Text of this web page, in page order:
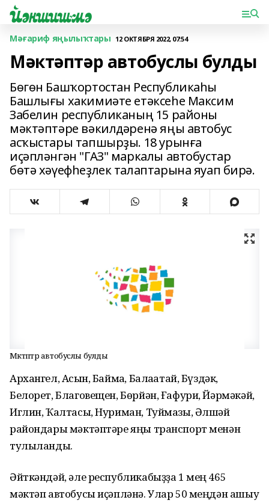
Мәғариф яңылыҡтары 12 ОКТЯБРЯ 2022, 07:54
Мәктәптәр автобуслы булды
Бөгөн Башҡортостан Республикаһы
Башлығы хакимиәте етәксеһе Максим
Забелин республиканың 15 районы
мәктәптәре вәкилдәренә яңы автобус
асҡыстары тапшырҙы. 18 урынға
иҫәпләнгән "ГАЗ" маркалы автобустар
бөтә хәүефһеҙлек талаптарына яуап бирә.
Мәктәптәр автобуслы булды
Архангел, Асҡын, Баймаҡ, Балаҡатай, Бүздәк,
Белорет, Благовещен, Бөрйән, Ғафури, Йәрмәкәй,
Иглин, Ҡалтасы, Нуриман, Туймазы, Әлшәй
райондары мәктәптәре яңы транспорт менән
тулыланды.
Әйткәндәй, әле республикабыҙҙа 1 мең 465
мәктәп автобусы иҫәпләнә. Улар 50 меңдән ашыу